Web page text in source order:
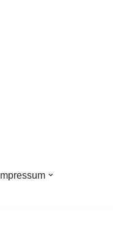
Impressum